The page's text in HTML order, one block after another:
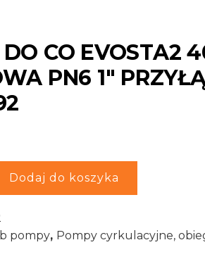
CO EVOSTA2
PN6 1″
Dodaj do koszyka
pompy, Pompy cyrkulacyjne,